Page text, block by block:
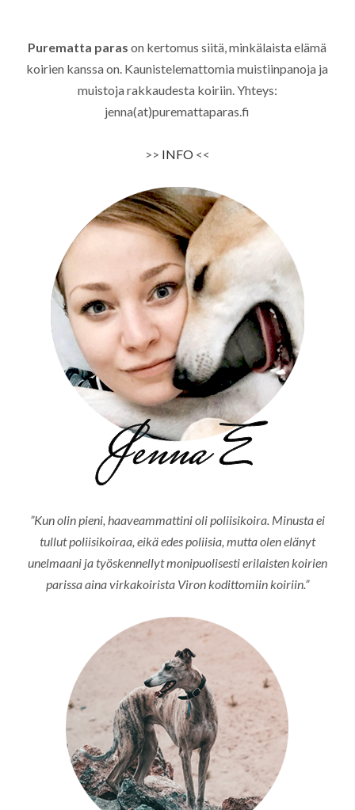
Purematta paras on kertomus siitä, minkälaista elämä
koirien kanssa on. Kaunistelemattomia muistiinpanoja ja
muistoja rakkaudesta koiriin. Yhteys:
jenna(at)puremattaparas.fi
>> INFO<<
”Kun olin pieni, haaveammattini oli poliisikoira. Minusta ei
tullut poliisikoiraa, eikä edes poliisia, mutta olen elänyt
unelmaani ja työskennellyt monipuolisesti erilaisten koirien
parissa aina virkakoirista Viron kodittomiin koiriin.”